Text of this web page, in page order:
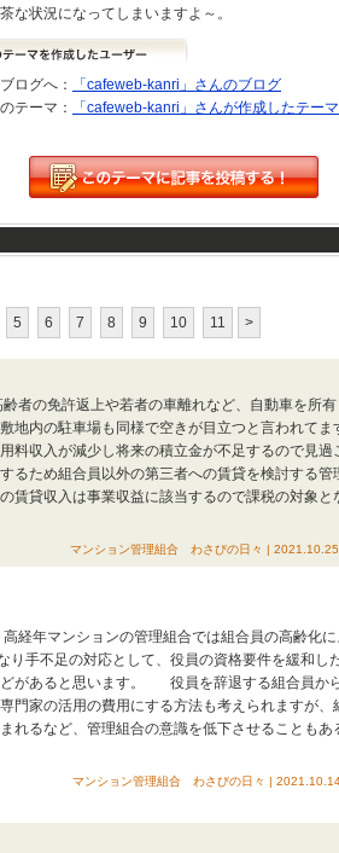
な状況になってしまいますよ～。
ログへ：
「cafeweb-kanri」さんのブログ
テーマ：
「cafeweb-kanri」さんが作成したテー
5 6 7 8 9 10 11 >
者の免許返上や若者の車離れなど、自動車を所
地内の駐車場も同様で空きが目立つと言われてま
料収入が減少し将来の積立金が不足するので見過
るため組合員以外の第三者への賃貸を検討する管
賃貸収入は事業収益に該当するので課税の対象と
マンション管理組合 わさびの日々 |
年マンションの管理組合では組合員の高齢化に
手不足の対応として、役員の資格要件を緩和し
があると思います。 役員を辞退する組合員か
門家の活用の費用にする方法も考えられますが、
れるなど、管理組合の意識を低下させることもあ
マンション管理組合 わさびの日々 |